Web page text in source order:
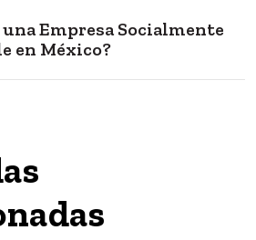
una Empresa Socialmente
en México?